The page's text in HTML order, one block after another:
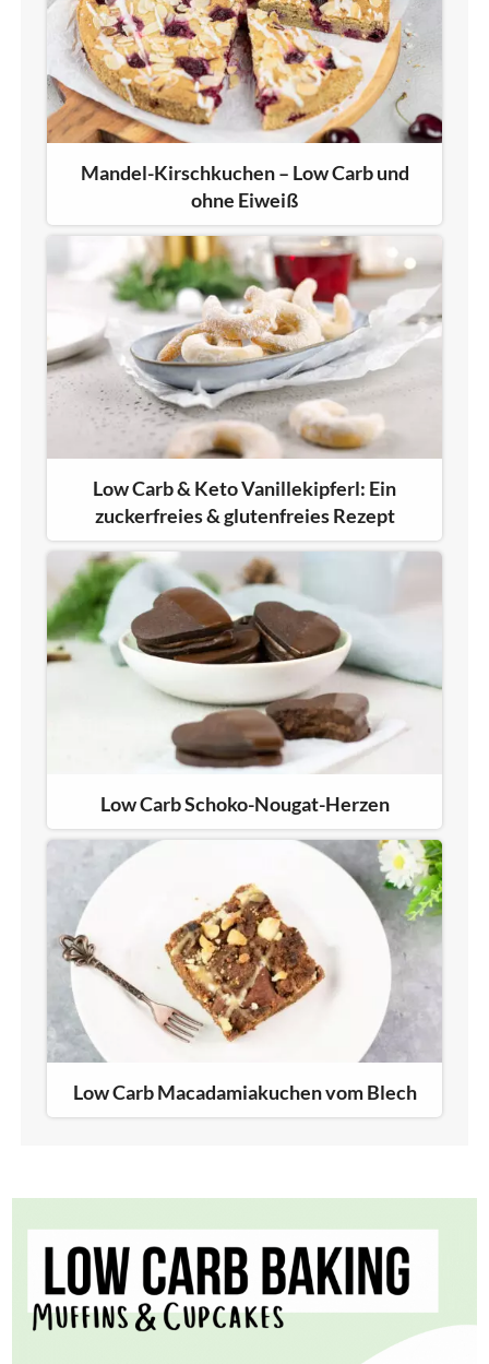
Mandel-Kirschkuchen – Low Carb und
ohne Eiweiß
Low Carb & Keto Vanillekipferl: Ein
zuckerfreies & glutenfreies Rezept
Low Carb Schoko-Nougat-Herzen
Low Carb Macadamiakuchen vom Blech